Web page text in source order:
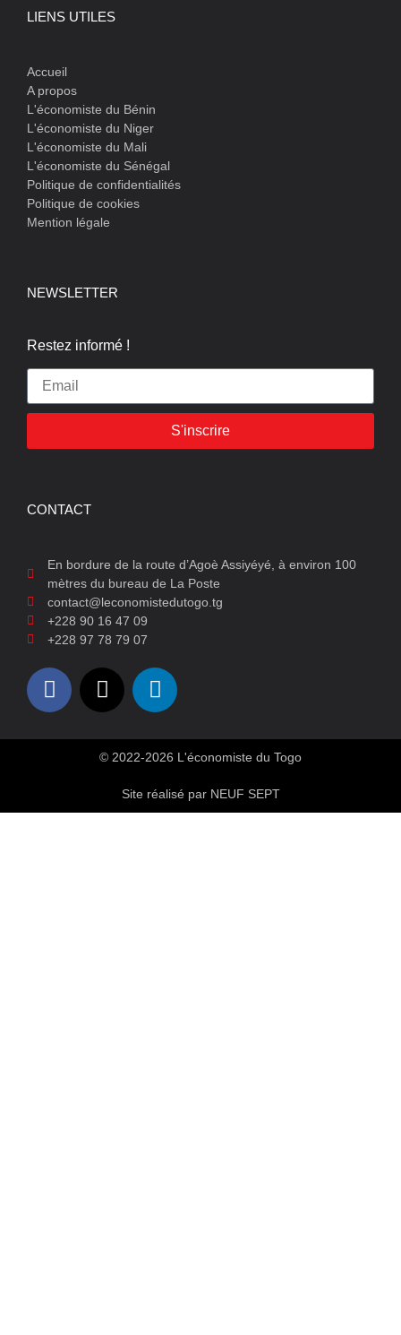
LIENS UTILES
Accueil
A propos
L'économiste du Bénin
L'économiste du Niger
L'économiste du Mali
L'économiste du Sénégal
Politique de confidentialités
Politique de cookies
Mention légale
NEWSLETTER
Restez informé !
S'inscrire
CONTACT
En bordure de la route d’Agoè Assiyéyé, à environ 100
mètres du bureau de La Poste
contact@leconomistedutogo.tg
+228 90 16 47 09
+228 97 78 79 07
© 2022-2026 L'économiste du Togo
Site réalisé par NEUF SEPT